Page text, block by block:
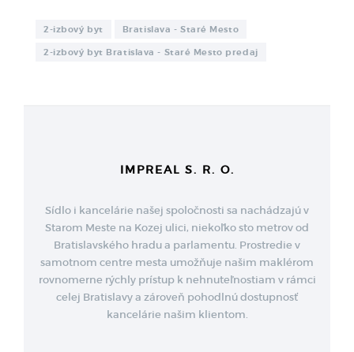
2-izbový byt Bratislava - Staré Mesto
2-izbový byt Bratislava - Staré Mesto predaj
IMPREAL S. R. O.
Sídlo i kancelárie našej spoločnosti sa nachádzajú v
Starom Meste na Kozej ulici, niekoľko sto metrov od
Bratislavského hradu a parlamentu. Prostredie v
samotnom centre mesta umožňuje našim maklérom
rovnomerne rýchly prístup k nehnuteľnostiam v rámci
celej Bratislavy a zároveň pohodlnú dostupnosť
kancelárie našim klientom.